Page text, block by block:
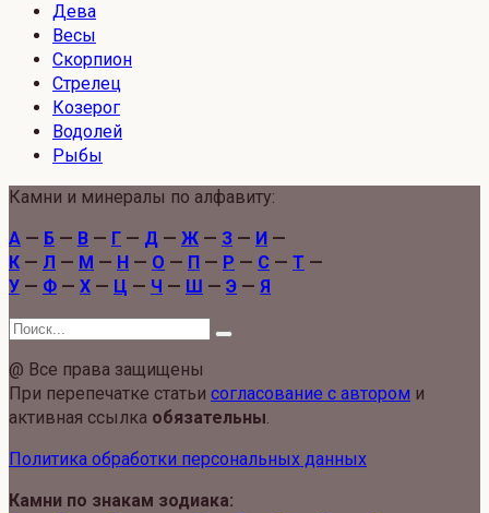
Дева
Весы
Скорпион
Стрелец
Козерог
Водолей
Рыбы
Камни и минералы по алфавиту:
А — Б — В — Г — Д — Ж — З — И —
К — Л — М — Н — О — П — Р — С — Т —
У — Ф — Х — Ц — Ч — Ш — Э — Я
Search
@ Все права защищены
При перепечатке статьи согласование с автором и
активная ссылка обязательны.
Политика обработки персональных данных
Камни по знакам зодиака: